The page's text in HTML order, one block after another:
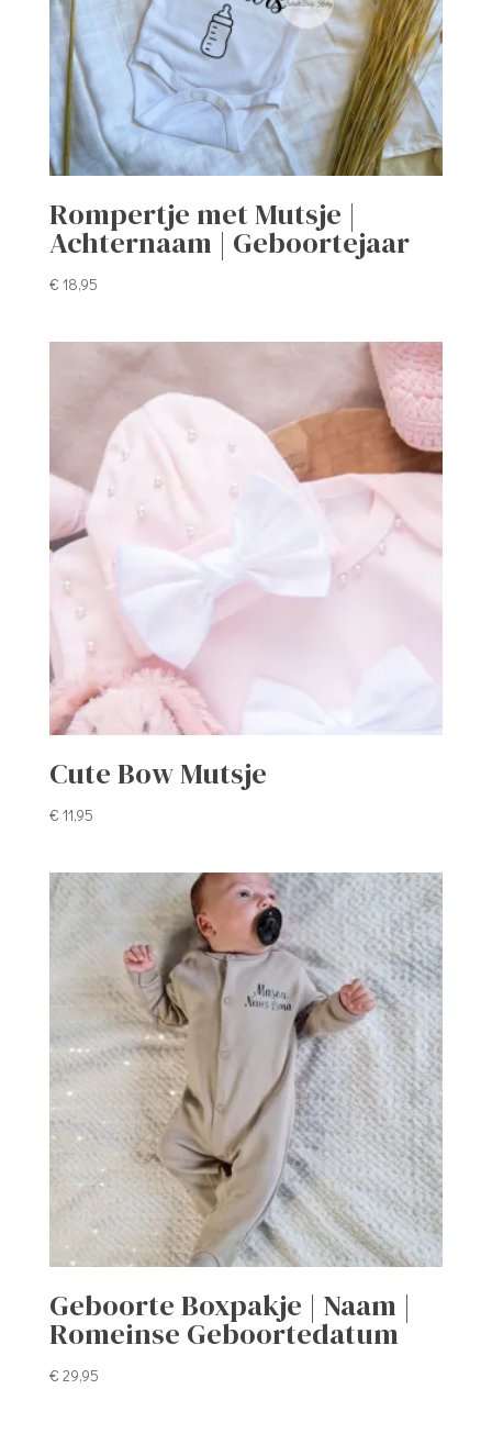
Rompertje met Mutsje |
Achternaam | Geboortejaar
€ 18,95
Cute Bow Mutsje
€ 11,95
Geboorte Boxpakje | Naam |
Romeinse Geboortedatum
€ 29,95